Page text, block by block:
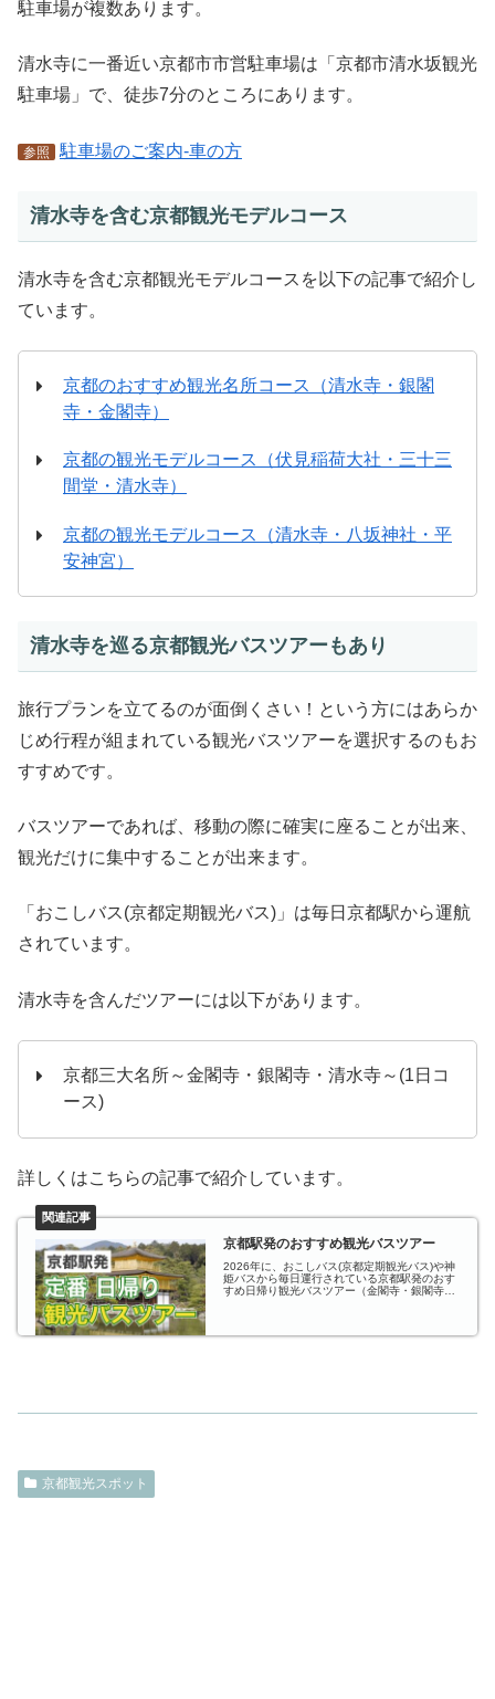
駐車場が複数あります。
清水寺に一番近い京都市市営駐車場は「京都市清水坂観光
駐車場」で、徒歩7分のところにあります。
参照 駐車場のご案内-車の方
清水寺を含む京都観光モデルコース
清水寺を含む京都観光モデルコースを以下の記事で紹介し
ています。
京都のおすすめ観光名所コース（清水寺・銀閣
寺・金閣寺）
京都の観光モデルコース（伏見稲荷大社・三十三
間堂・清水寺）
京都の観光モデルコース（清水寺・八坂神社・平
安神宮）
清水寺を巡る京都観光バスツアーもあり
旅行プランを立てるのが面倒くさい！という方にはあらか
じめ行程が組まれている観光バスツアーを選択するのもお
すすめです。
バスツアーであれば、移動の際に確実に座ることが出来、
観光だけに集中することが出来ます。
「おこしバス(京都定期観光バス)」は毎日京都駅から運航
されています。
清水寺を含んだツアーには以下があります。
京都三大名所～金閣寺・銀閣寺・清水寺～(1日コ
ース)
詳しくはこちらの記事で紹介しています。
京都駅発のおすすめ観光バスツアー
2026年に、おこしバス(京都定期観光バス)や神
姫バスから毎日運行されている京都駅発のおす
すめ日帰り観光バスツアー（金閣寺・銀閣寺・
京都観光スポット